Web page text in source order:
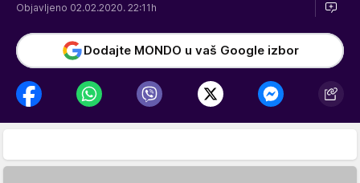
Objavljeno 02.02.2020. 22:11h
Dodajte MONDO u vaš Google izbor